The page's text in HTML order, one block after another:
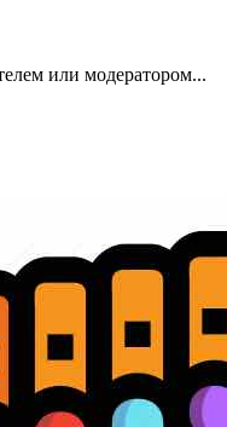
или модератором...